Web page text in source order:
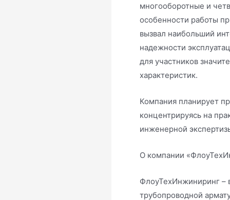
многооборотные и
особенности работы
вызвал наибольший
надежности
для участников
характеристик.
Компания планирует
концентрируясь на
инженерной
О компании
ФлоуТехИнжиниринг –
трубопроводной